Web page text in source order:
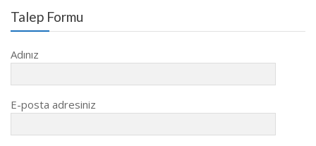
Talep Formu
Adınız
E-posta adresiniz